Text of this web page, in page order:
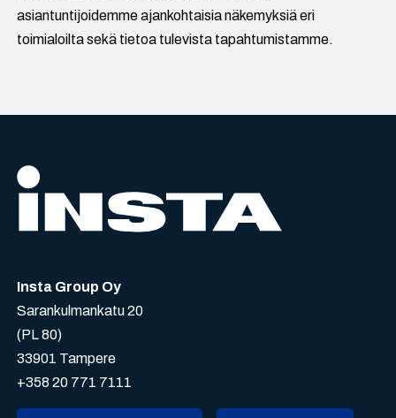
asiantuntijoidemme ajankohtaisia näkemyksiä eri
toimialoilta sekä tietoa tulevista tapahtumistamme.
Insta Group Oy
Sarankulmankatu 20
(PL 80)
33901 Tampere
+358 20 771 7111